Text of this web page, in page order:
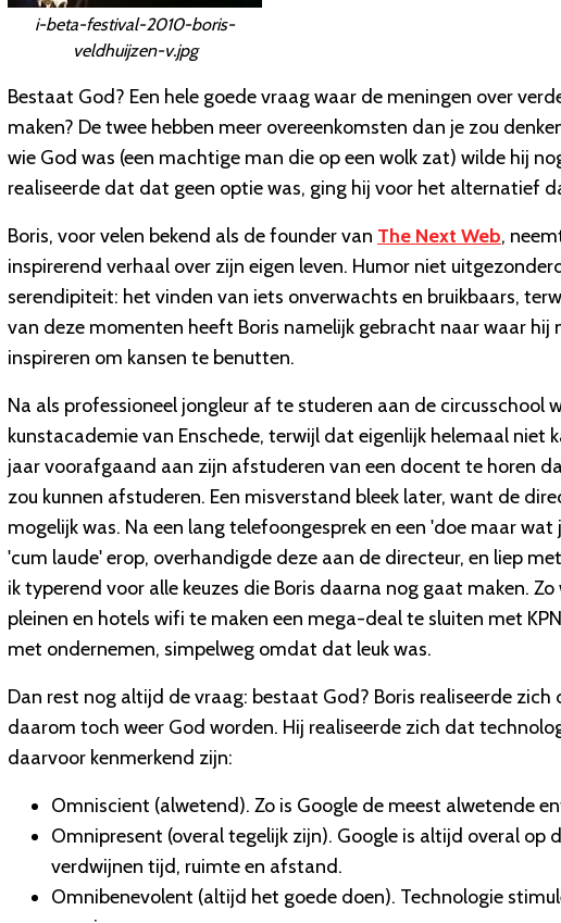
i-beta-festival-2010-boris-
veldhuijzen-v.jpg
Bestaat God? Een hele goede vraag waar de meningen over
maken? De twee hebben meer overeenkomsten dan je zou
wie God was (een machtige man die op een wolk zat) wilde hij
realiseerde dat dat geen optie was, ging hij voor het alternatief
Boris, voor velen bekend als de founder van The Next Web,
inspirerend verhaal over zijn eigen leven. Humor niet
serendipiteit: het vinden van iets onverwachts en bruikbaars,
van deze momenten heeft Boris namelijk gebracht naar waar
inspireren om kansen te benutten.
Na als professioneel jongleur af te studeren aan de circusschool
kunstacademie van Enschede, terwijl dat eigenlijk helemaal niet
jaar voorafgaand aan zijn afstuderen van een docent te horen
zou kunnen afstuderen. Een misverstand bleek later, want de
mogelijk was. Na een lang telefoongesprek en een 'doe maar
'cum laude' erop, overhandigde deze aan de directeur, en liep
ik typerend voor alle keuzes die Boris daarna nog gaat maken.
pleinen en hotels wifi te maken een mega-deal te sluiten met
met ondernemen, simpelweg omdat dat leuk was.
Dan rest nog altijd de vraag: bestaat God? Boris realiseerde
daarom toch weer God worden. Hij realiseerde zich dat
daarvoor kenmerkend zijn:
Omniscient (alwetend). Zo is Google de meest alwetende
Omnipresent (overal tegelijk zijn). Google is altijd overal op
verdwijnen tijd, ruimte en afstand.
Omnibenevolent (altijd het goede doen). Technologie